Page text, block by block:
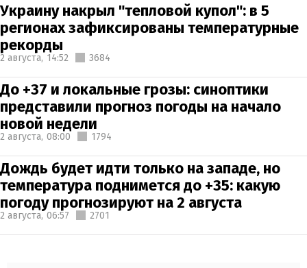
Украину накрыл "тепловой купол": в 5
регионах зафиксированы температурные
рекорды
2 августа, 14:52 3684
До +37 и локальные грозы: синоптики
представили прогноз погоды на начало
новой недели
2 августа, 08:00 1794
Дождь будет идти только на западе, но
температура поднимется до +35: какую
погоду прогнозируют на 2 августа
2 августа, 06:57 2701